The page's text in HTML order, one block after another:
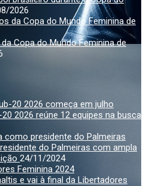
2026
Copa do Mundo Feminina de
2026 reúne 12 equipes na busca
do Palmeiras com ampla
24/11/2024
e vai à final da Libertadores